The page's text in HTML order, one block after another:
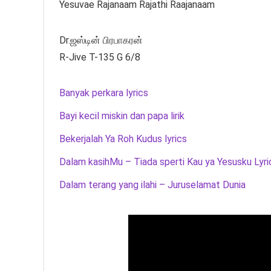
Yesuvae Rajanaam Rajathi Raajanaam
Dr.ஜஸ்டின் பிரபாகரன்
R-Jive T-135 G 6/8
Banyak perkara lyrics
Bayi kecil miskin dan papa lirik
Bekerjalah Ya Roh Kudus lyrics
Dalam kasihMu – Tiada sperti Kau ya Yesusku
Dalam terang yang ilahi – Juruselamat Dunia